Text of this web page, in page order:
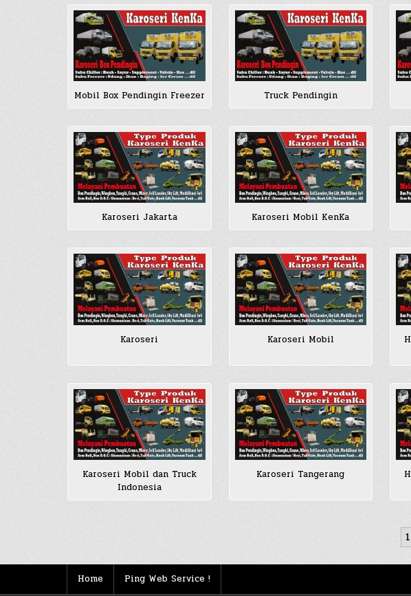
Mobil Box Pendingin Freezer Truck Pendingin
Karoseri Jakarta Karoseri Mobil KenKa
Karoseri Karoseri Mobil
Karoseri Mobil dan Truck
Indonesia
Karoseri Tangerang
1
Home Ping Web Service !